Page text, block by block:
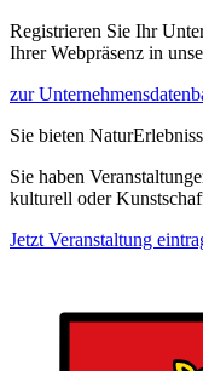
Registrieren Sie Ihr
Ihrer Webpräsenz in
zur
Sie bieten
Sie haben
kulturell oder
Jetzt Veranstaltung